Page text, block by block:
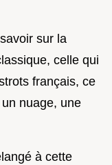
sur la
celle qui
français, ce
nuage, une
à cette